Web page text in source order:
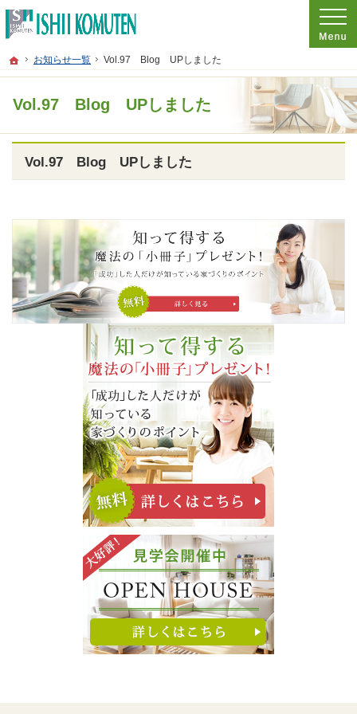
ホーム
お知らせ一覧 Vol.97 Blog UPしました
Vol.97 Blog UPしました
プロの目線からご提案。東京都府中市の注文住宅・新築戸建てを手がける工務店
東京都府中市の新築・注文住宅・新築戸建てを手がける工務店なら石井工務店
Vol.97 Blog UPしました